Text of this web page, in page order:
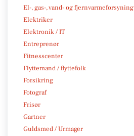
El-, gas-, vand- og fjernvarmeforsyning
Elektriker
Elektronik / IT
Entreprenør
Fitnesscenter
Flyttemand / flyttefolk
Forsikring
Fotograf
Frisør
Gartner
Guldsmed / Urmager